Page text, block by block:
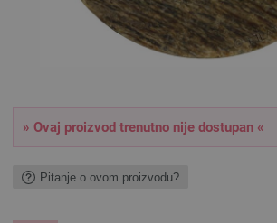
» Ovaj proizvod trenutno nije dostupan «
Pitanje o ovom proizvodu?